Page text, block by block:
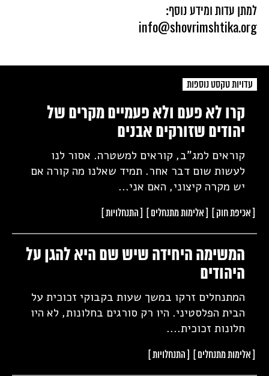
למתן עדות ומידע נוסף:
info@shovrimshtika.org
עדויות טקסט נוספות
קרו לא פעם ולא פעמיים מקרים של
יהודים שזורקים אבנים
קוראים למג"ב, קוראים למשטרה. אסור לנו
לעשות שום דבר אחר. תמיד שאלנו מה קורה אם
יש מקרה קיצוני, האם אני...
[ אכיפתחוק ] [ אלימותמתנחלים ] התנחלויות ]
המשימה היחידה שיש שם היא להגן על
היהודים
המתנחלים זרקו במשך שעות בקבוקי זכוכית על
הבית הפלסטיני. היו רק סורגים בחלונות, לא היו
חלונות זכוכית....
[ אלימותמתנחלים ] התנחלויות ]